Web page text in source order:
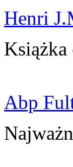
Henri
Książka
Abp